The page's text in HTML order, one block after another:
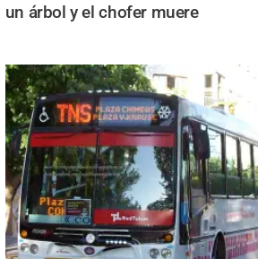
un árbol y el chofer muere